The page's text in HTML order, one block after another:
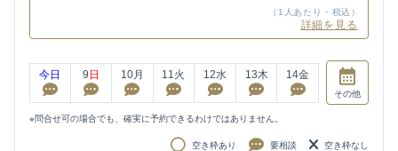
（1人あたり・税込）
詳細を見る
今日 9 日 10月 11 火 12水 13木 14金
その他
※問合せ可の場合でも、確実に予約できるわけではありません。
空き枠あり 要相談 空き枠なし